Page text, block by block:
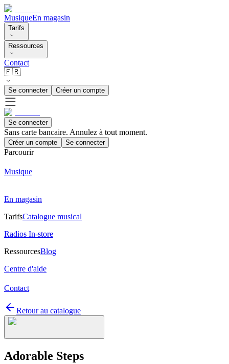
MusiqueEn magasin
Tarifs
Ressources
Contact
🇫🇷
Se connecter Créer un compte
Se connecter
Sans carte bancaire. Annulez à tout moment.
Créer un compte Se connecter
Parcourir
Musique
En magasin
TarifsCatalogue musical
Radios In-store
RessourcesBlog
Centre d'aide
Contact
Retour au catalogue
Adorable Steps